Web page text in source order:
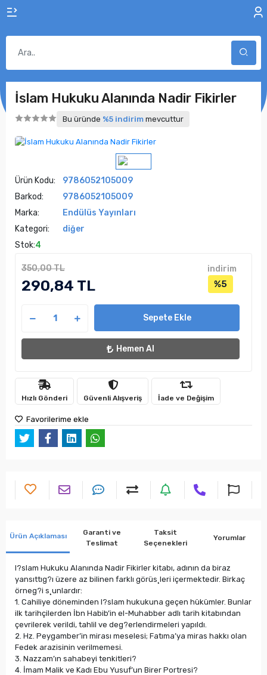
İslam Hukuku Alanında Nadir Fikirler
Bu üründe %5 indirim mevcuttur
Ürün Kodu:
9786052105009
Barkod:
9786052105009
Marka:
Endülüs Yayınları
Kategori:
diğer
Stok:4
350,00 TL
290,84 TL
indirim
%5
Sepete Ekle
Hemen Al
Hızlı Gönderi Güvenli Alışveriş İade ve Değişim
Favorilerime ekle
Ürün Açıklaması
Garanti ve
Teslimat
Taksit
Seçenekleri
Yorumlar
I?slam Hukuku Alanında Nadir Fikirler kitabı, adının da biraz
yansıttıg?ı üzere az bilinen farklı görüs¸leri içermektedir. Birkaç
örneg?i s¸unlardır:
1. Cahiliye döneminden I?slam hukukuna geçen hükümler. Bunlar
ilk tarihçilerden İbn Habib’in el-Muhabber adlı tarih kitabından
çevrilerek verildi, tahlil ve deg?erlendirmeleri yapıldı.
2. Hz. Peygamber’in mirası meselesi; Fatıma’ya miras hakkı olan
Fedek arazisinin verilmemesi.
3. Nazzam’ın sahabeyi tenkitleri?
4. İmam Malik ve Kadı Ebu Yusuf’un Birer Portresi?